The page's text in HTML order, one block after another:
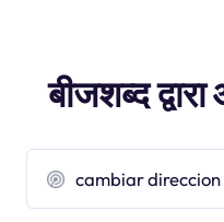
बीजशब्द
cambiar direccion